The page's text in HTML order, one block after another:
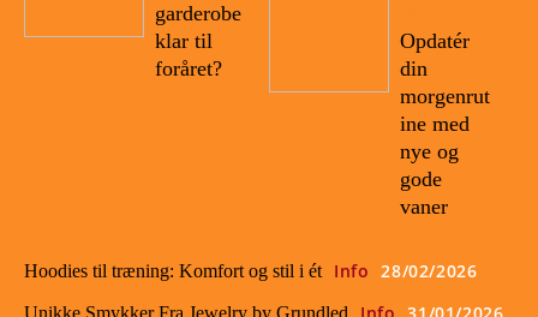
garderobe
klar til
foråret?
Opdatér
din
morgenrut
ine med
nye og
gode
vaner
Hoodies til træning: Komfort og stil i ét Info 28/02/2026
Unikke Smykker Fra Jewelry by Grundled